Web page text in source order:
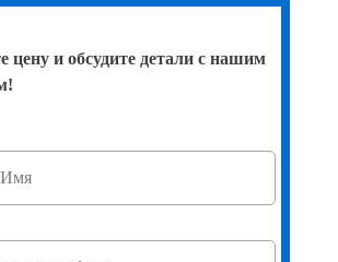
цену и обсудите детали с нашим